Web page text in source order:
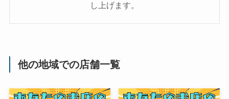
し上げます。
他の地域での店舗一覧